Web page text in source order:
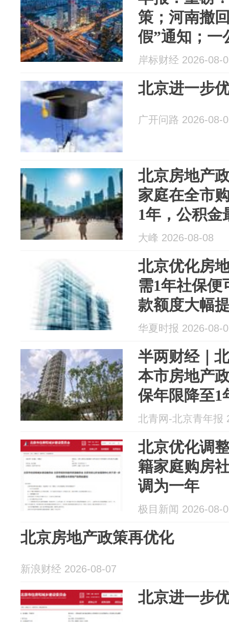
策；河南撤
假”通知；一
豆店；商家
后门店倒闭
岸标财经 2026-08-
北京进一步
广开问路 2026-08-
北京房地产
家庭在全市
1年，公积金
大峰 2026-08-08
北京优化房
需1年社保便
款额度大幅
华夏时报 2026-08-
半两财经｜
本市房地产
保年限降至1
北青网-北京青年报
北京优化调
籍家庭购房
调为一年
极目新闻 2026-08-
北京房地产政策再优化
新浪财经 2026-08-07
北京进一步